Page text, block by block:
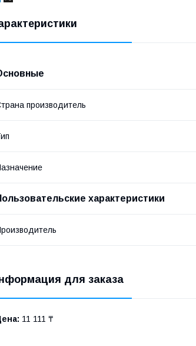
производитель
характеристики
для заказа
11 111 ₸